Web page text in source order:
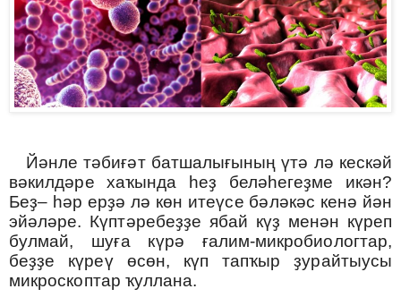
Йәнле тәбиғәт батшалығының үтә лә кескәй
вәкилдәре хаҡында һеҙ беләһегеҙме икән?
Беҙ– һәр ерҙә лә көн итеүсе бәләкәс кенә йән
эйәләре. Күптәребеҙҙе ябай күҙ менән күреп
булмай, шуға күрә ғалим-микробиологтар,
беҙҙе күреү өсөн, күп тапҡыр ҙурайтыусы
микроскоптар ҡуллана.